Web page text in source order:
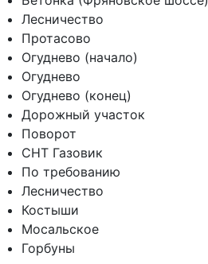
Лесничество
Протасово
Огуднево (начало)
Огуднево
Огуднево (конец)
Дорожный участок
Поворот
СНТ Газовик
По требованию
Лесничество
Костыши
Мосальское
Горбуны